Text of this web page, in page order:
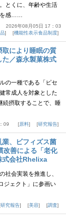
とくに、年齢や生活
を感……
2026年08月05日 17：03
機能性表示食品制度
取により睡眠の質
た／森永製菓株式
の一種である「ピセ
常成人を対象とした
続摂取することで、睡
09 原料 研究報告
業、ビフィズス菌
改善による「老化
式会社Rhelixa
社会実装を推進し、
ジェクト」に参画い
研究報告 美容 調査